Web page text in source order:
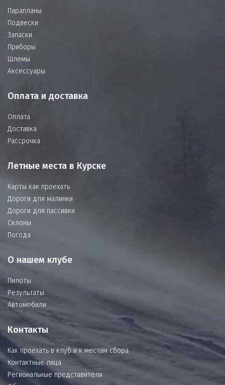
Парапланы
Подвески
Запаски
Приборы
Шлемы
Аксессуары
Оплата и доставка
Оплата
Доставка
Рассрочка
Летные места в Курске
Карты как проехать
Дороги для малинки
Дороги для пассивки
Склоны
Погода
О нашем клубе
Пилоты
Результаты
Автомобили
Контакты
Как проехать в клуб и к местам сбора
Контактные лица
Региональные представители